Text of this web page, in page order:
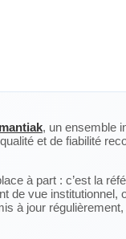
, un ensemble
et de fiabilité
à part : c’est la
de vue institutionnel,
à jour